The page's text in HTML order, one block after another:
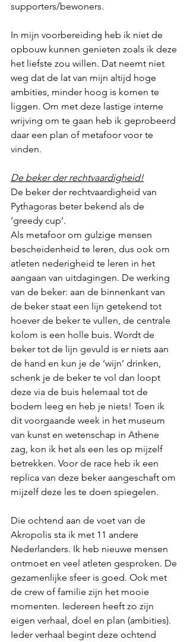
supporters/bewoners.
In mijn voorbereiding heb ik niet de
opbouw kunnen genieten zoals ik deze
het liefste zou willen. Dat neemt niet
weg dat de lat van mijn altijd hoge
ambities, minder hoog is komen te
liggen. Om met deze lastige interne
wrijving om te gaan heb ik geprobeerd
daar een plan of metafoor voor te
vinden.
De beker der rechtvaardigheid!
De beker der rechtvaardigheid van
Pythagoras beter bekend als de
‘greedy cup’.
Als metafoor om gulzige mensen
bescheidenheid te leren, dus ook om
atleten nederigheid te leren in het
aangaan van uitdagingen. De werking
van de beker: aan de binnenkant van
de beker staat een lijn getekend tot
hoever de beker te vullen, de centrale
kolom is een holle buis. Wordt de
beker tot de lijn gevuld is er niets aan
de hand en kun je de ‘wijn’ drinken,
schenk je de beker te vol dan loopt
deze via de buis helemaal tot de
bodem leeg en heb je niets! Toen ik
dit voorgaande week in het museum
van kunst en wetenschap in Athene
zag, kon ik het als een les op mijzelf
betrekken. Voor de race heb ik een
replica van deze beker aangeschaft om
mijzelf deze les te doen spiegelen.
Die ochtend aan de voet van de
Akropolis sta ik met 11 andere
Nederlanders. Ik heb nieuwe mensen
ontmoet en veel atleten gesproken. De
gezamenlijke sfeer is goed. Ook met
de crew of familie zijn het mooie
momenten. Iedereen heeft zo zijn
eigen verhaal, doel en plan (ambities).
Ieder verhaal begint deze ochtend